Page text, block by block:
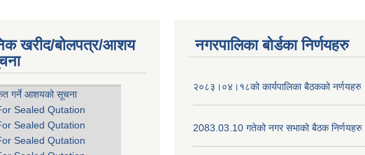
खरीद/बोलपत्र/आशय
गर्ने आशयको सूचना
Sealed Qutation
Sealed Qutation
Sealed Qutation
नगरपालिका बोर्डका निर्णयहरु
२०८३।०४।१८को कार्यपालिका बैठकको नर्णयहरु
2083.03.10 गतेको नगर सभाको बैठक निर्णयहरु